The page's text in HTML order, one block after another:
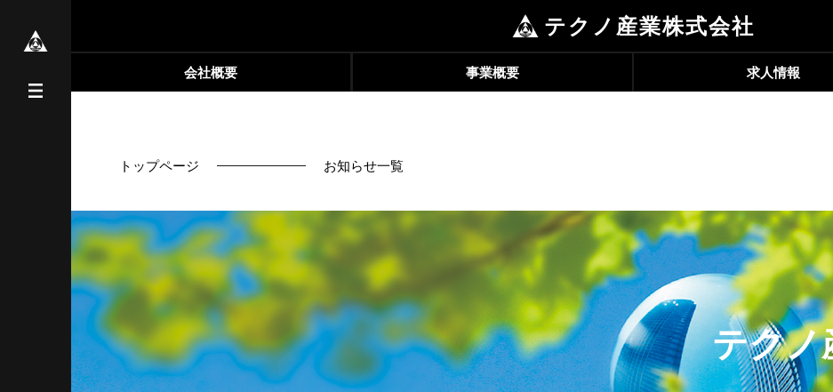
テクノ産業株式会社
会社概要 事業概要 求人情報
トップページ お知らせ一覧
テクノ